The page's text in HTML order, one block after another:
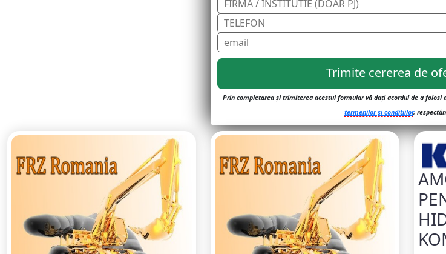
Trimite cererea de
Prin completarea și trimiterea acestui formular vă dați acordul de a folosi
termenilor și conditiilor,